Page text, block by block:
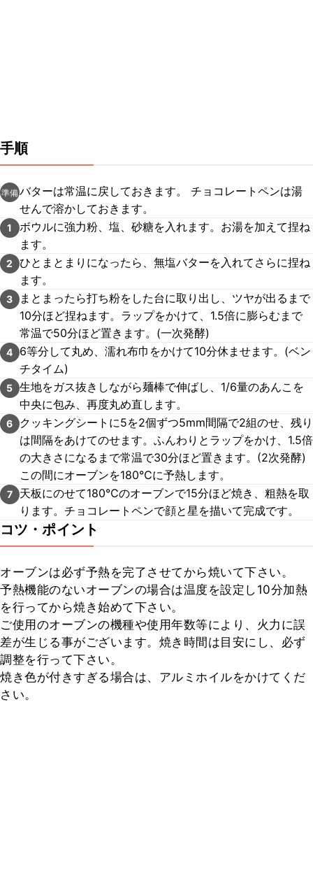
手順
準備バターは常温に戻しておきます。 チョコレートペンは湯
せんで溶かしておきます。
1
ボウルに強力粉、塩、砂糖を入れます。お湯を加えて捏ね
ます。
2
ひとまとまりになったら、無塩バターを入れてさらに捏ね
ます。
3
まとまったら打ち粉をした台に取り出し、ツヤが出るまで
10分ほど捏ねます。ラップをかけて、1.5倍に膨らむまで
常温で50分ほど置きます。(一次発酵)
4
6等分して丸め、濡れ布巾をかけて10分休ませます。(ベン
チタイム)
5 生地をガス抜きしながら麺棒で伸ばし、1/6量のあんこを
中央に包み、再度丸め直します。
6
クッキングシートに5を2個ずつ5mm間隔で2組のせ、残り
は間隔をあけてのせます。ふんわりとラップをかけ、1.5倍
の大きさになるまで常温で30分ほど置きます。(2次発酵)
この間にオーブンを180℃に予熱します。
7
天板にのせて180℃のオーブンで15分ほど焼き、粗熱を取
ります。チョコレートペンで顔と星を描いて完成です。
コツ・ポイント
オーブンは必ず予熱を完了させてから焼いて下さい。
予熱機能のないオーブンの場合は温度を設定し10分加熱
を行ってから焼き始めて下さい。
ご使用のオーブンの機種や使用年数等により、火力に誤
差が生じる事がございます。焼き時間は目安にし、必ず
調整を行って下さい。
焼き色が付きすぎる場合は、アルミホイルをかけてくだ
さい。